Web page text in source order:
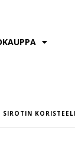
SIROTIN